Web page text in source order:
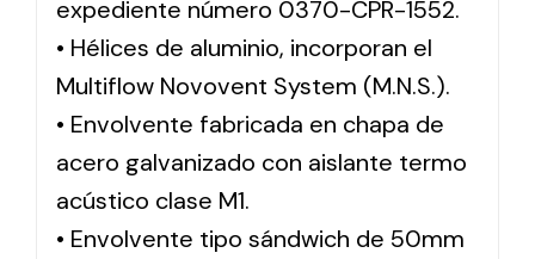
expediente número 0370-CPR-1552.
• Hélices de aluminio, incorporan el
Multiflow Novovent System (M.N.S.).
• Envolvente fabricada en chapa de
acero galvanizado con aislante termo
acústico clase M1.
• Envolvente tipo sándwich de 50mm